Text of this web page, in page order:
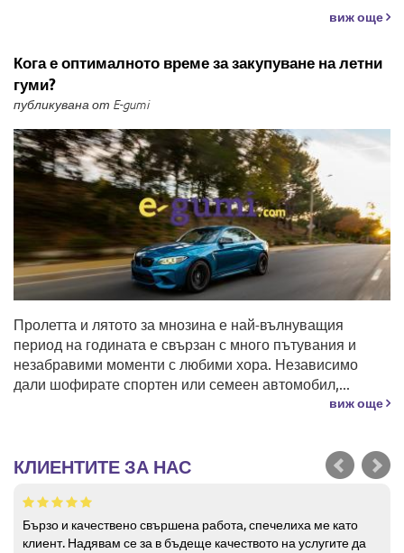
виж още
Кога е оптималното време за закупуване на летни
гуми?
публикувана от E-gumi
Пролетта и лятото за мнозина е най-вълнуващия
период на годината е свързан с много пътувания и
незабравими моменти с любими хора. Независимо
дали шофирате спортен или семеен автомобил,...
виж още
КЛИЕНТИТЕ ЗА НАС
Бързо и качествено свършена работа, спечелиха ме като
клиент. Надявам се за в бъдеще качеството на услугите да